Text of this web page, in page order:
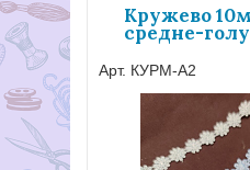
Кружево
средне-
Арт. КУРМ-А2